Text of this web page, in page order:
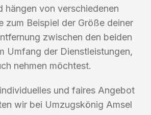
hängen von verschiedenen
zum Beispiel der Größe deiner
zwischen den beiden
Umfang der Dienstleistungen,
nehmen möchtest.
und faires Angebot
wir bei Umzugskönig Amsel